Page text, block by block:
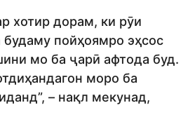
хотир дорам, ки рӯи
будаму пойҳоямро эҳсос
мо ба ҷарӣ афтода буд.
моро ба
– нақл мекунад,